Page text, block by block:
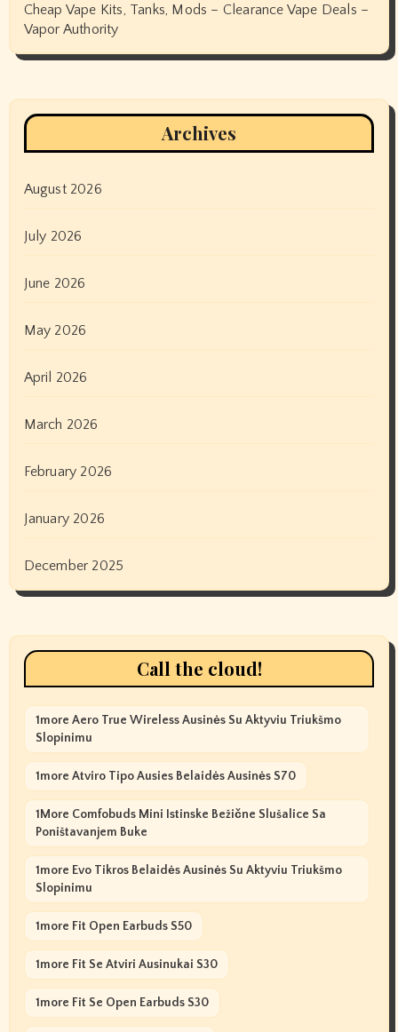
Cheap Vape Kits, Tanks, Mods – Clearance Vape Deals –
Vapor Authority
Archives
August 2026
July 2026
June 2026
May 2026
April 2026
March 2026
February 2026
January 2026
December 2025
Call the cloud!
1more Aero True Wireless Ausinės Su Aktyviu Triukšmo
Slopinimu
1more Atviro Tipo Ausies Belaidės Ausinės S70
1More Comfobuds Mini Istinske Bežične Slušalice Sa
Poništavanjem Buke
1more Evo Tikros Belaidės Ausinės Su Aktyviu Triukšmo
Slopinimu
1more Fit Open Earbuds S50
1more Fit Se Atviri Ausinukai S30
1more Fit Se Open Earbuds S30